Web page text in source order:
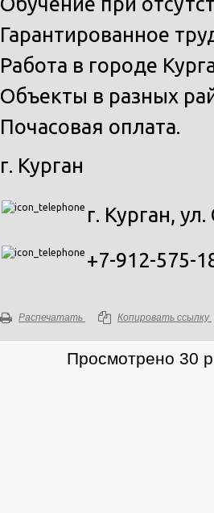
Гарантированное
Работа в городе
Объекты в разных
Почасовая оплата.
г. Курган
г. Курган,
+7-912-575-
Распечатать Копировать ссылку
Просмотрено 30